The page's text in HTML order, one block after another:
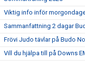
Viktig info inför
Sammanfattning 2 dagar
Frövi Judo tävlar på Budo
Vill du hjälpa till på Downs